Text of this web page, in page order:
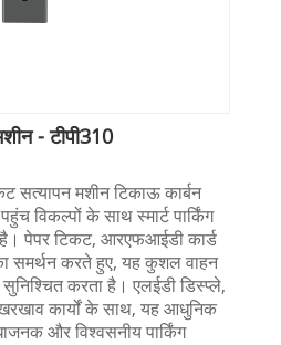
- टीपी310
सत्यापन मशीन टिकाऊ कार्बन
विकल्पों के साथ स्मार्ट पार्किंग
पेपर टिकट, आरएफआईडी कार्ड
समर्थन करते हुए, यह कुशल वाहन
करता है। एलईडी डिस्प्ले,
कार्यों के साथ, यह आधुनिक
और विश्वसनीय पार्किंग